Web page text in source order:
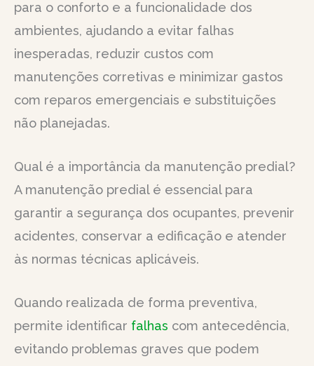
para o conforto e a funcionalidade dos
ambientes, ajudando a evitar falhas
inesperadas, reduzir custos com
manutenções corretivas e minimizar gastos
com reparos emergenciais e substituições
não planejadas.
Qual é a importância da manutenção predial?
A manutenção predial é essencial para
garantir a segurança dos ocupantes, prevenir
acidentes, conservar a edificação e atender
às normas técnicas aplicáveis.
Quando realizada de forma preventiva,
permite identificar falhas com antecedência,
evitando problemas graves que podem